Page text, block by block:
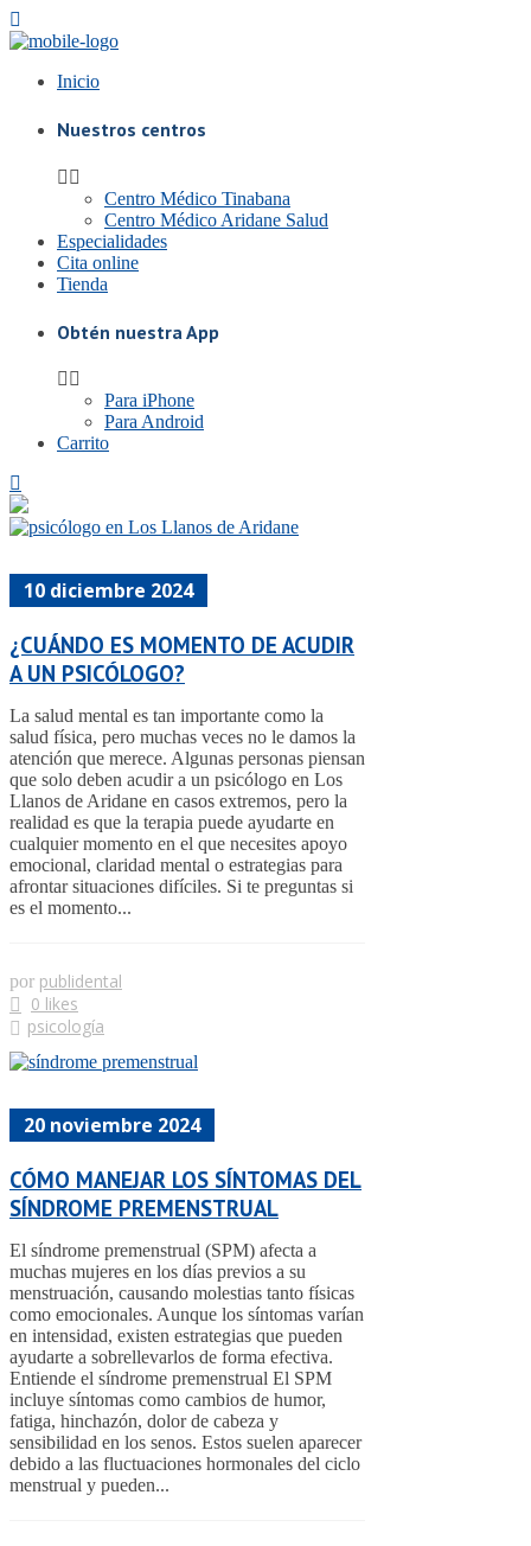
Inicio
Nuestros centros
Centro Médico Tinabana
Centro Médico Aridane Salud
Especialidades
Cita online
Tienda
Obtén nuestra App
Para iPhone
Para Android
Carrito
10 diciembre 2024
¿CUÁNDO ES MOMENTO DE ACUDIR
A UN PSICÓLOGO?
La salud mental es tan importante como la
salud física, pero muchas veces no le damos la
atención que merece. Algunas personas piensan
que solo deben acudir a un psicólogo en Los
Llanos de Aridane en casos extremos, pero la
realidad es que la terapia puede ayudarte en
cualquier momento en el que necesites apoyo
emocional, claridad mental o estrategias para
afrontar situaciones difíciles. Si te preguntas si
es el momento...
por publidental
0 likes
psicología
20 noviembre 2024
CÓMO MANEJAR LOS SÍNTOMAS DEL
SÍNDROME PREMENSTRUAL
El síndrome premenstrual (SPM) afecta a
muchas mujeres en los días previos a su
menstruación, causando molestias tanto físicas
como emocionales. Aunque los síntomas varían
en intensidad, existen estrategias que pueden
ayudarte a sobrellevarlos de forma efectiva.
Entiende el síndrome premenstrual El SPM
incluye síntomas como cambios de humor,
fatiga, hinchazón, dolor de cabeza y
sensibilidad en los senos. Estos suelen aparecer
debido a las fluctuaciones hormonales del ciclo
menstrual y pueden...